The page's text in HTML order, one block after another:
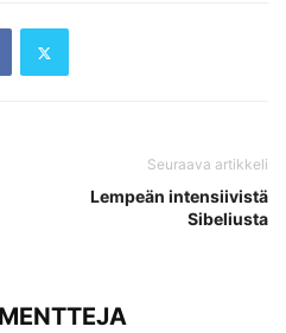
Seuraava artikkeli
Lempeän intensiivistä
Sibeliusta